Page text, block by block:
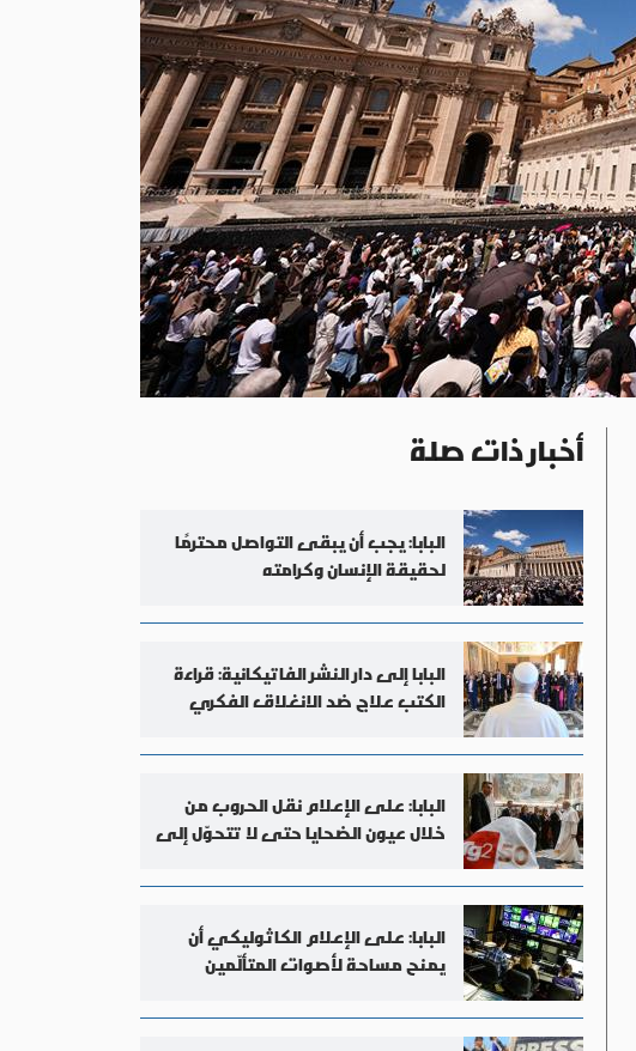
أخبار ذات صلة
البابا: يجب أن يبقى التواصل محترمًا
لحقيقة الإنسان وكرامته
البابا إلى دار النشر الفاتيكانية: قراءة
الكتب علاج ضد الانغلاق الفكري
البابا: على الإعلام نقل الحروب من
خلال عيون الضحايا حتى لا تتحوّل إلى
البابا: على الإعلام الكاثوليكي أن
يمنح مساحة لأصوات المتألّمين